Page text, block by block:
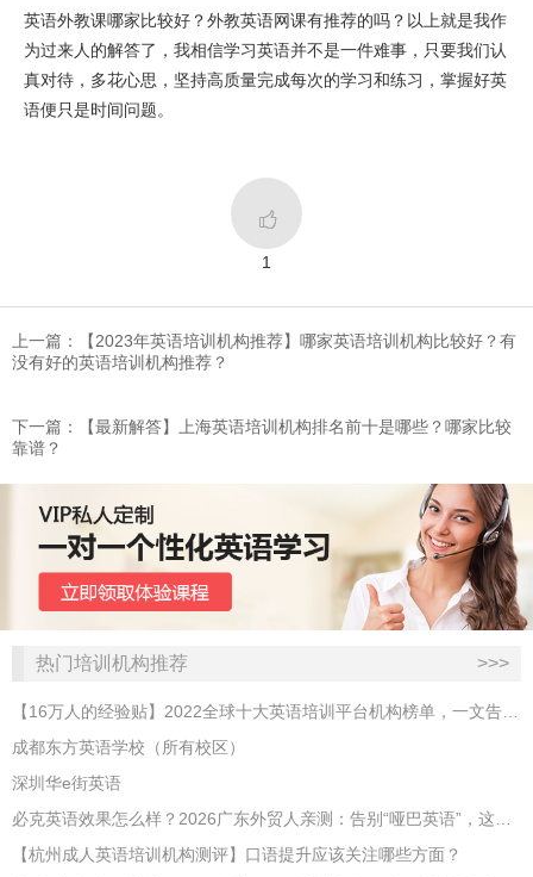
英语外教课哪家比较好？外教英语网课有推荐的吗？以上就是我作
为过来人的解答了，我相信学习英语并不是一件难事，只要我们认
真对待，多花心思，坚持高质量完成每次的学习和练习，掌握好英
语便只是时间问题。

1
上一篇：​【2023年英语培训机构推荐】哪家英语培训机构比较好？有
没有好的英语培训机构推荐？
下一篇：【最新解答】上海英语培训机构排名前十是哪些？哪家比较
靠谱？
热门培训机构推荐 >>>
【16万人的经验贴】2022全球十大英语培训平台机构榜单，一文告诉你
成都东方英语学校（所有校区）
深圳华e街英语
必克英语效果怎么样？2026广东外贸人亲测：告别“哑巴英语”，这才是成年人最高效的自救指南！
【杭州成人英语培训机构测评】口语提升应该关注哪些方面？